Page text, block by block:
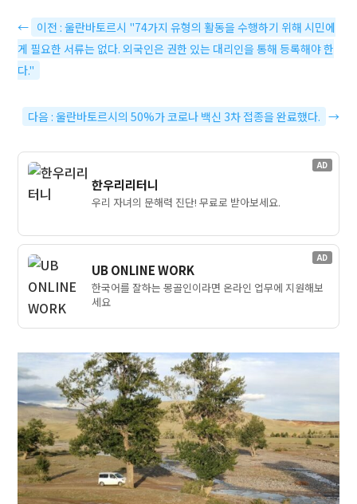
← 이전 : 울란바토르시 "74가지 유형의 활동을 수행하기 위해 시민에
게 필요한 서류는 없다. 외국인은 권한 있는 대리인을 통해 등록해야 한
다."
다음 : 울란바토르시의 50%가 코로나 백신 3차 접종을 완료했다. →
AD
한우리리터니
우리 자녀의 문해력 진단! 무료로 받아보세요.
AD
UB ONLINE WORK
한국어를 잘하는 몽골인이라면 온라인 업무에 지원해보
세요